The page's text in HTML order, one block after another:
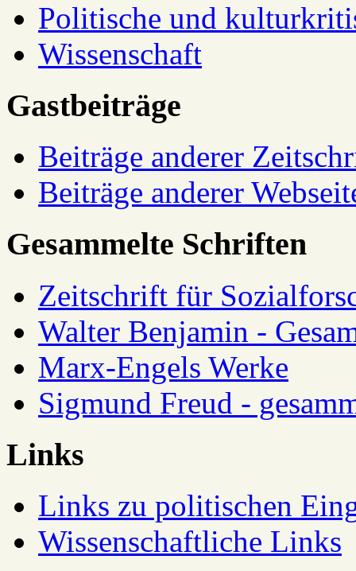
Politische und
Wissenschaft
Gastbeiträge
Beiträge anderer
Beiträge anderer
Gesammelte Schriften
Zeitschrift für
Walter Benjamin -
Marx-Engels Werke
Sigmund Freud -
Links
Links zu politischen
Wissenschaftliche Links